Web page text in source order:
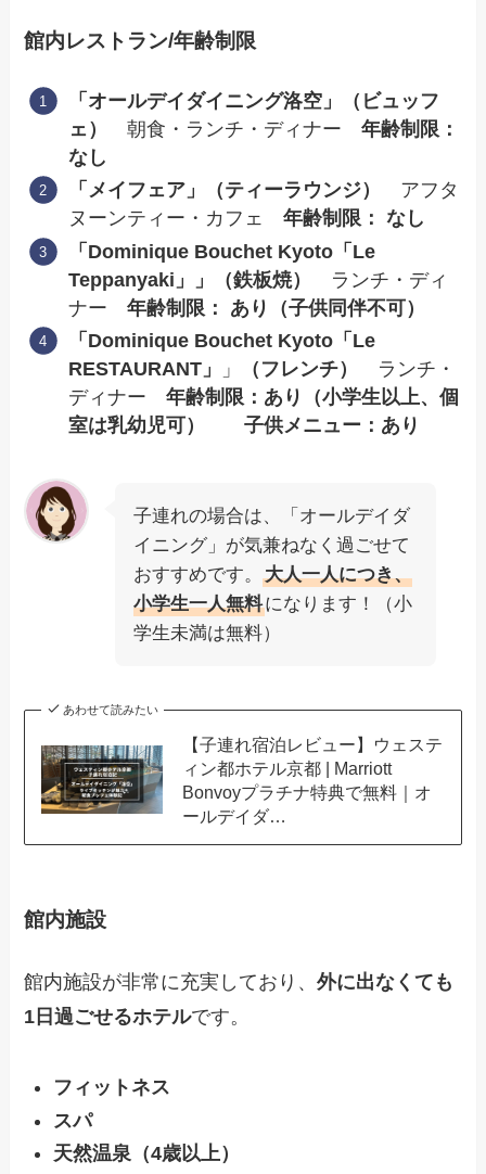
館内レストラン/年齢制限
「オールデイダイニング洛空」（ビュッフ
ェ） 朝食・ランチ・ディナー 年齢制限：
なし
「メイフェア」（ティーラウンジ）
アフタ
ヌーンティー・カフェ 年齢制限： なし
「Dominique Bouchet Kyoto「Le
Teppanyaki」」（鉄板焼）
ランチ・ディ
ナー 年齢制限： あり（子供同伴不可）
「Dominique Bouchet Kyoto「Le
RESTAURANT」
」 （フレンチ）
ランチ・
ディナー 年齢制限：あり（小学生以上、個
室は乳幼児可） 子供メニュー：あり
子連れの場合は、「オールデイダ
イニング」が気兼ねなく過ごせて
おすすめです。大人一人につき、
小学生一人無料になります！（小
学生未満は無料）
あわせて読みたい
【子連れ宿泊レビュー】ウェステ
ィン都ホテル京都 | Marriott
Bonvoyプラチナ特典で無料｜オ
ールデイダ…
館内施設
館内施設が非常に充実しており、外に出なくても
1日過ごせるホテルです。
フィットネス
スパ
天然温泉（4歳以上）